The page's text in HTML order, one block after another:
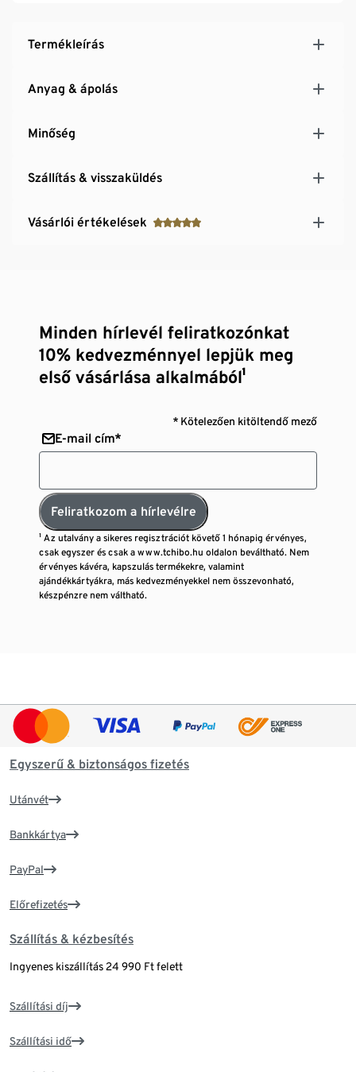
Termékleírás
Anyag & ápolás
Minőség
Szállítás & visszaküldés
Vásárlói értékelések
Minden hírlevél feliratkozónkat
10% kedvezménnyel lepjük meg
első vásárlása alkalmából¹
* Kötelezően kitöltendő mező
E-mail cím*
Feliratkozom a hírlevélre
¹ Az utalvány a sikeres regisztrációt követő 1 hónapig érvényes,
csak egyszer és csak a www.tchibo.hu oldalon beváltható. Nem
érvényes kávéra, kapszulás termékekre, valamint
ajándékkártyákra, más kedvezményekkel nem összevonható,
készpénzre nem váltható.
Egyszerű & biztonságos fizetés
Utánvét
Bankkártya
PayPal
Előrefizetés
Szállítás & kézbesítés
Ingyenes kiszállítás 24 990 Ft felett
Szállítási díj
Szállítási idő